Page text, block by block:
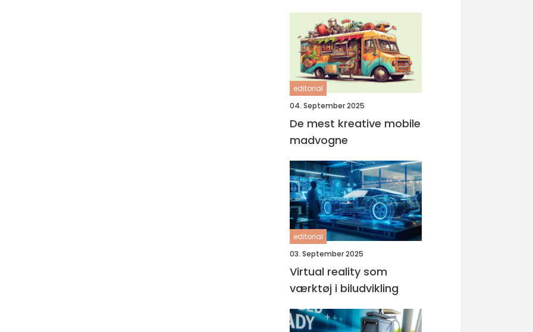
editorial
04. September 2025
De mest kreative mobile
madvogne
editorial
03. September 2025
Virtual reality som
værktøj i biludvikling